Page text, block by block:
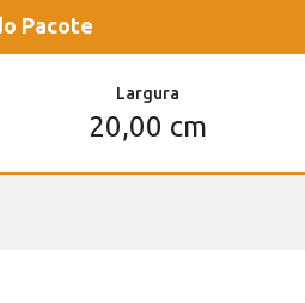
Pacote
Largura
20,00 cm